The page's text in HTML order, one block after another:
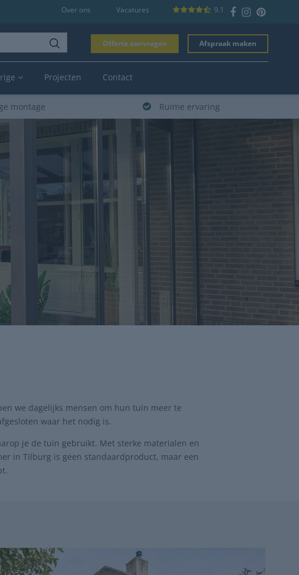
Over ons Vacatures 9.1
Offerte aanvragen Afspraak maken
Projecten Contact
montage Ruime ervaring
we dagelijks mensen om hun tuin meer te
waar het nodig is.
je de tuin gebruikt. Met sterke materialen en
in Tilburg is geen standaardproduct, maar een